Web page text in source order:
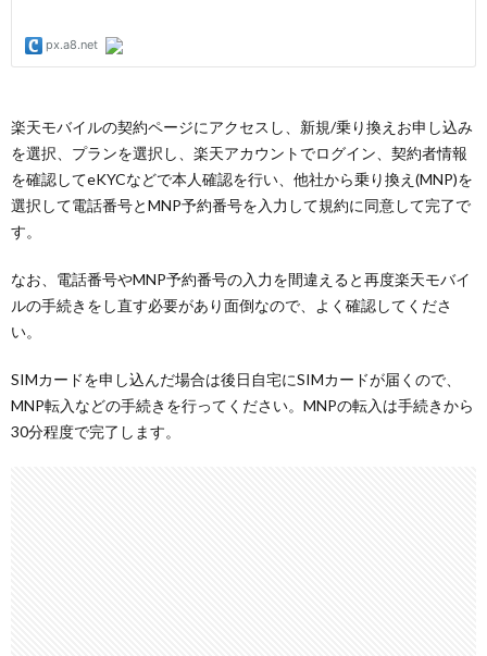
楽天モバイルの契約ページにアクセスし、新規/乗り換えお申し込み
を選択、プランを選択し、楽天アカウントでログイン、契約者情報
を確認してeKYCなどで本人確認を行い、他社から乗り換え(MNP)を
選択して電話番号とMNP予約番号を入力して規約に同意して完了で
す。
なお、電話番号やMNP予約番号の入力を間違えると再度楽天モバイ
ルの手続きをし直す必要があり面倒なので、よく確認してくださ
い。
SIMカードを申し込んだ場合は後日自宅にSIMカードが届くので、
MNP転入などの手続きを行ってください。MNPの転入は手続きから
30分程度で完了します。